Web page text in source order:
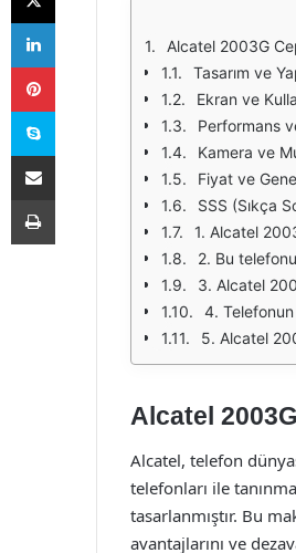
Alcatel 2003G
Tasarım ve
Ekran ve
Performans
Kamera ve
Fiyat ve
SSS (Sıkça
1. Alcatel
2. Bu
3. Alcatel
4.
5. Alcatel
Alcatel
Alcatel, telefon
telefonları ile
tasarlanmıştır. Bu
avantajlarını ve
LinkedIn
Pinterest
Skype
E-Posta ile paylaş